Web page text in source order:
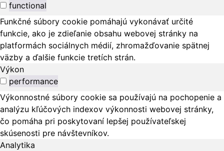
functional
Funkčné súbory cookie pomáhajú vykonávať určité
funkcie, ako je zdieľanie obsahu webovej stránky na
platformách sociálnych médií, zhromažďovanie spätnej
väzby a ďalšie funkcie tretích strán.
Výkon
performance
Výkonnostné súbory cookie sa používajú na pochopenie a
analýzu kľúčových indexov výkonnosti webovej stránky,
čo pomáha pri poskytovaní lepšej používateľskej
skúsenosti pre návštevníkov.
Analytika